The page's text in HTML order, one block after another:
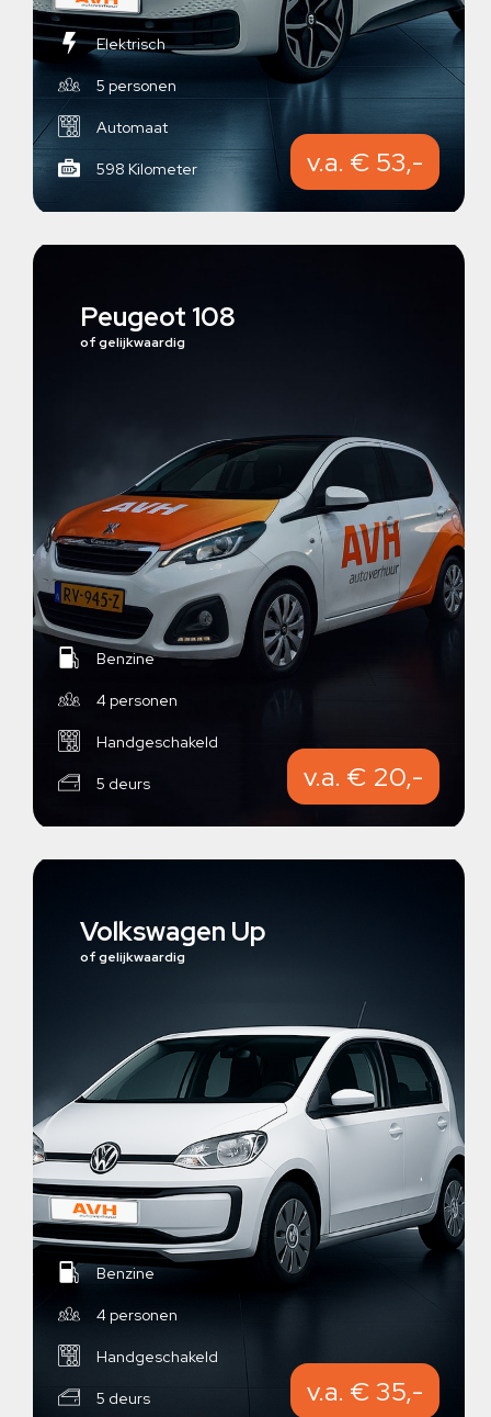
Elektrisch
5 personen
Automaat
598 Kilometer v.a. € 53,-
Peugeot 108
of gelijkwaardig
Benzine
4 personen
Handgeschakeld
5 deurs v.a. € 20,-
Volkswagen Up
of gelijkwaardig
Benzine
4 personen
Handgeschakeld
5 deurs v.a. € 35,-